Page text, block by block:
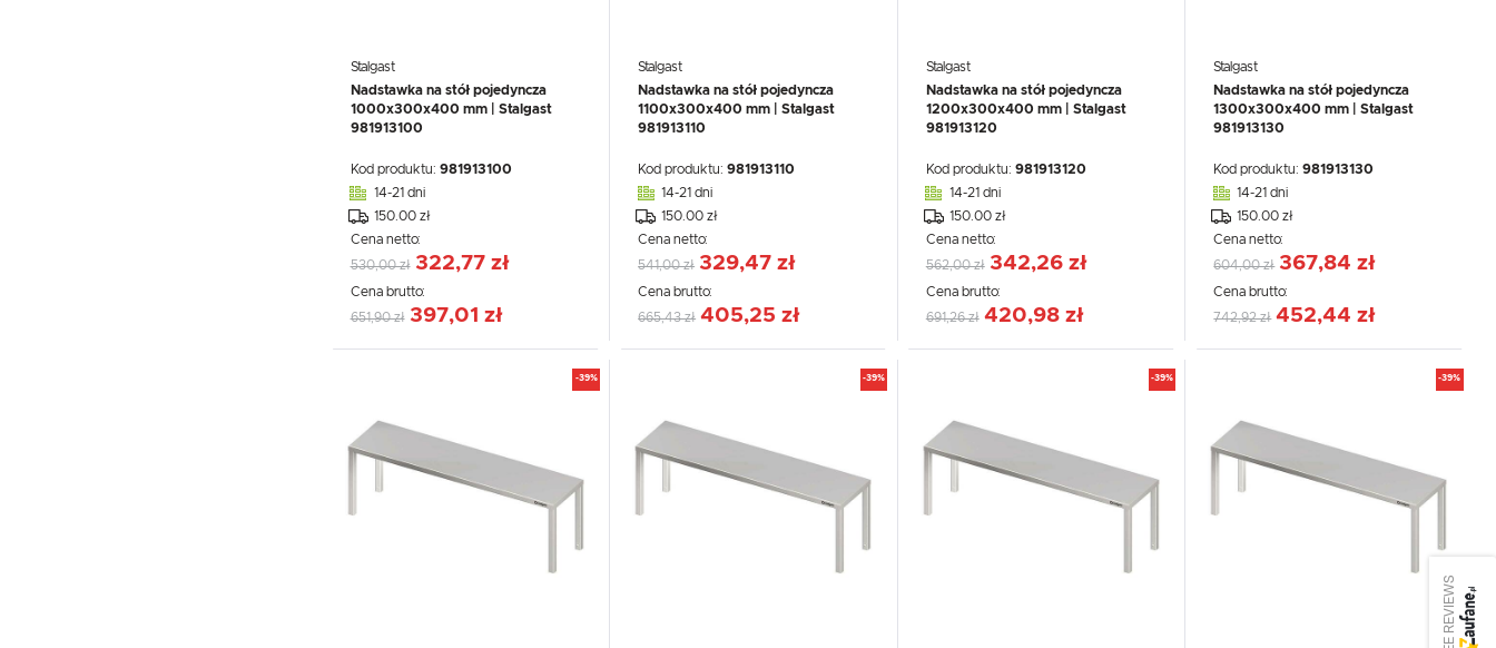
Stalgast
Nadstawka na stół pojedyncza
1000x300x400 mm | Stalgast
981913100
Kod produktu: 981913100
14-21 dni
150.00 zł
Cena netto:
530,00 zł 322,77 zł
Cena brutto:
651,90 zł 397,01 zł
Stalgast
Nadstawka na stół pojedyncza
1100x300x400 mm | Stalgast
981913110
Kod produktu:981913110
14-21 dni
150.00 zł
Cena netto:
541,00 zł 329,47 zł
Cena brutto:
665,43 zł 405,25 zł
Stalgast
Nadstawka na stół pojedyncza
1200x300x400 mm | Stalgast
981913120
Kod produktu: 981913120
14-21 dni
150.00 zł
Cena netto:
562,00 zł 342,26 zł
Cena brutto:
691,26 zł 420,98 zł
Stalgast
Nadstawka na stół pojedyncza
1300x300x400 mm | Stalgast
981913130
Kod produktu:981913130
14-21 dni
150.00 zł
Cena netto:
604,00 zł 367,84 zł
Cena brutto:
742,92 zł 452,44 zł
-39% -39% -39% -39%
SEE REVIEWS